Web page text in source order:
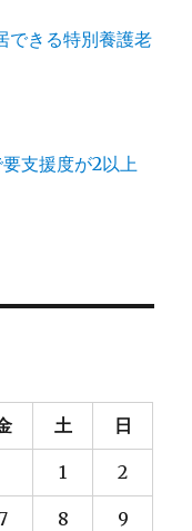
できる特別養護老
支援度が2以上
土 日
1 2
8 9